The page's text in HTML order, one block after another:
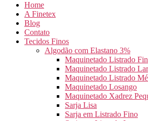
Home
A Finetex
Blog
Contato
Tecidos Finos
Algodão com Elastano 3%
Maquinetado Listrado
Maquinetado Listrado
Maquinetado Listrado
Maquinetado Losango
Maquinetado Xadrez
Sarja Lisa
Sarja em Listrado Fino